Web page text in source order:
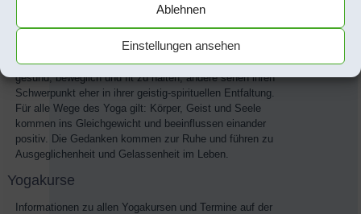
Ablehnen
Einstellungen ansehen
Bedürfnisse kann Yoga zu einer Quelle der Kraft und
Lebensfreude werden.
Über die Ausrichtung der Yogapraxis entscheidet jeder
Übende selbst: die einen nutzen Yoga um den Körper
gesund, beweglich und fit zu halten, andere sehen ihren
Schwerpunkt eher in ihrer geistig-spirituellen Entfaltung.
Für alle Wege des Yoga gilt: Körper, Geist und Seele
kommen ins Gleichgewicht und beeinflussen einander
positiv. Die Gedanken kommen zur Ruhe und führen zu
Ausgeglichenheit und Gelassenheit im Leben.
Yogakurse
Informationen zu allen Yogakursen und Termine auf der